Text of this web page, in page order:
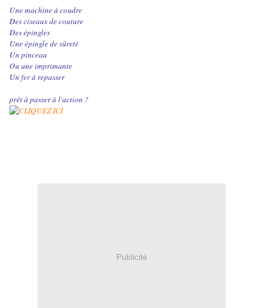
Une machine à coudre
Des ciseaux de couture
Des épingles
Une épingle de sûreté
Un pinceau
Ou une imprimante
Un fer à repasser
prêt à passer à l'action ?
Publicité